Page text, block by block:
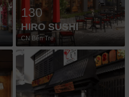
130
HIRO SUSHI
CN Bến Tre